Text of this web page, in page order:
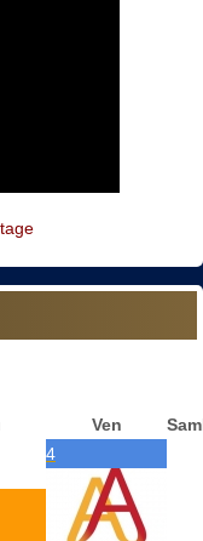
Ven Sam
4